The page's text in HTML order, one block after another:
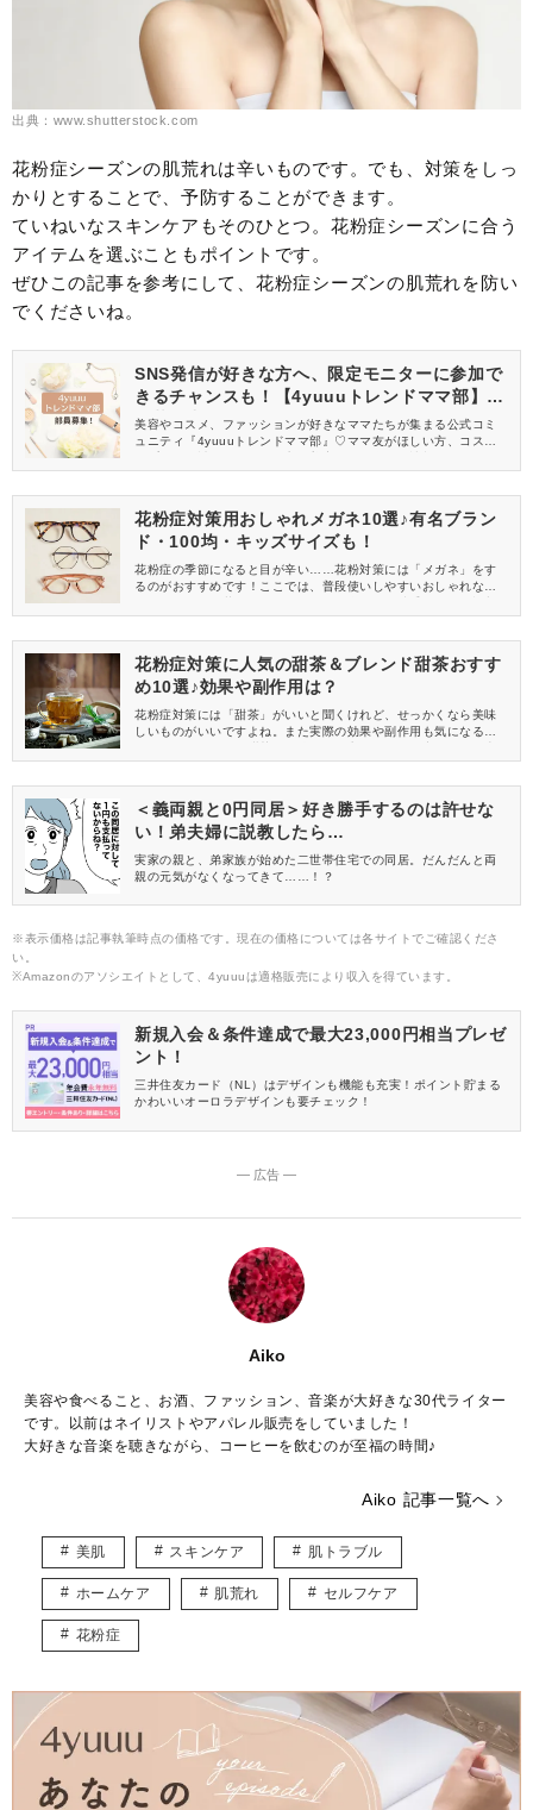
出典：www.shutterstock.com
花粉症シーズンの肌荒れは辛いものです。でも、対策をしっ
かりとすることで、予防することができます。
ていねいなスキンケアもそのひとつ。花粉症シーズンに合う
アイテムを選ぶこともポイントです。
ぜひこの記事を参考にして、花粉症シーズンの肌荒れを防い
でくださいね。
SNS発信が好きな方へ、限定モニターに参加で
きるチャンスも！【4yuuuトレンドママ部】部
員募集中
美容やコスメ、ファッションが好きなママたちが集まる公式コミ
ュニティ『4yuuuトレンドママ部』♡ママ友がほしい方、コスメサ
信してくれる方を募集しています！
花粉症対策用おしゃれメガネ10選♪有名ブラン
ド・100均・キッズサイズも！
花粉症の季節になると目が辛い……花粉対策には「メガネ」をす
るのがおすすめです！ここでは、普段使いしやすいおしゃれなデ
の人気ブランドや100均、キッズサイズのものも取り上げていま
方は必見！きっと使ってみたいものが見つかりますよ！
花粉症対策に人気の甜茶＆ブレンド甜茶おすす
め10選♪効果や副作用は？
花粉症対策には「甜茶」がいいと聞くけれど、せっかくなら美味
しいものがいいですよね。また実際の効果や副作用も気になると
げます♪ブレンド茶で、さらに飲みやすくなったものもピックアッ
加えてみてはいかがでしょう？
＜義両親と0円同居＞好き勝手するのは許せな
い！弟夫婦に説教したら…
実家の親と、弟家族が始めた二世帯住宅での同居。だんだんと両
親の元気がなくなってきて……！？
※表示価格は記事執筆時点の価格です。現在の価格については各サイトでご確認くださ
い。
※Amazonのアソシエイトとして、4yuuuは適格販売により収入を得ています。
新規入会＆条件達成で最大23,000円相当プレゼ
ント！
三井住友カード（NL）はデザインも機能も充実！ポイント貯まる
かわいいオーロラデザインも要チェック！
― 広告 ―
Aiko
美容や食べること、お酒、ファッション、音楽が大好きな30代ライター
です。以前はネイリストやアパレル販売をしていました！
大好きな音楽を聴きながら、コーヒーを飲むのが至福の時間♪
Aiko 記事一覧へ
美肌 スキンケア 肌トラブル
ホームケア 肌荒れ セルフケア
花粉症